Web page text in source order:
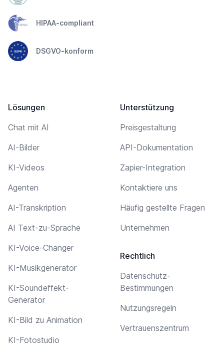
HIPAA-compliant
DSGVO-konform
Lösungen
Chat mit AI
AI-Bilder
KI-Videos
Agenten
AI-Transkription
AI Text-zu-Sprache
KI-Voice-Changer
KI-Musikgenerator
KI-Soundeffekt-
Generator
KI-Bild zu Animation
KI-Fotostudio
Unterstützung
Preisgestaltung
API-Dokumentation
Zapier-Integration
Kontaktiere uns
Häufig gestellte Fragen
Unternehmen
Rechtlich
Datenschutz-
Bestimmungen
Nutzungsregeln
Vertrauenszentrum